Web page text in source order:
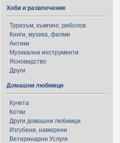
Хоби и развлечение
Туризъм, къмпинг, риболов
Книги, музика, филми
Антики
Музикални инструменти
Ясновидство
Други
Домашни любимци
Кучета
Котки
Други домашни любимци
Изгубени, намерени
Ветеринарни Услуги